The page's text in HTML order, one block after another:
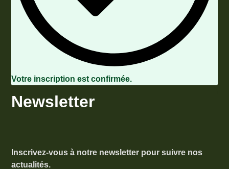
Votre inscription est confirmée.
Newsletter
Inscrivez-vous à notre newsletter pour suivre nos
actualités.